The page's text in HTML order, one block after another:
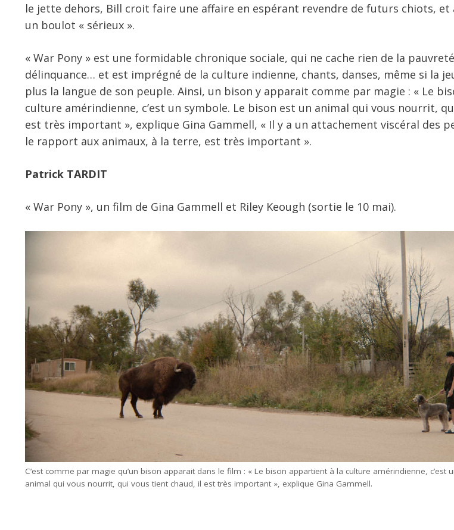
le jette dehors, Bill croit faire une affaire en espérant revendre de futurs chiots, et
un boulot « sérieux ».
« War Pony » est une formidable chronique sociale, qui ne cache rien de la
délinquance… et est imprégné de la culture indienne, chants, danses, même si la
plus la langue de son peuple. Ainsi, un bison y apparait comme par magie : « Le
culture amérindienne, c’est un symbole. Le bison est un animal qui vous nourrit,
est très important », explique Gina Gammell, « Il y a un attachement viscéral des
le rapport aux animaux, à la terre, est très important ».
Patrick TARDIT
« War Pony », un film de Gina Gammell et Riley Keough (sortie le 10 mai).
C’est comme par magie qu’un bison apparait dans le film : « Le bison appartient à la culture amérindienne, c’est
animal qui vous nourrit, qui vous tient chaud, il est très important », explique Gina Gammell.